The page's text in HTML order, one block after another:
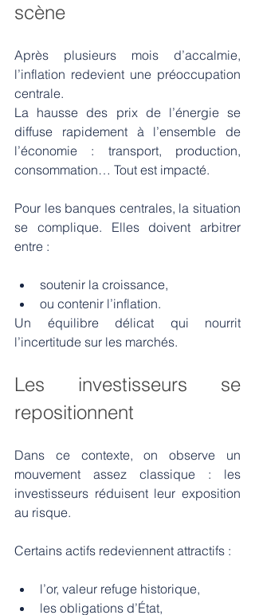
scène
Après plusieurs mois d’accalmie,
l’inflation redevient une préoccupation
centrale.
La hausse des prix de l’énergie se
diffuse rapidement à l’ensemble de
l’économie : transport, production,
consommation… Tout est impacté.
Pour les banques centrales, la situation
se complique. Elles doivent arbitrer
entre :
soutenir la croissance,
ou contenir l’inflation.
Un équilibre délicat qui nourrit
l’incertitude sur les marchés.
Les investisseurs se
repositionnent
Dans ce contexte, on observe un
mouvement assez classique : les
investisseurs réduisent leur exposition
au risque.
Certains actifs redeviennent attractifs :
l’or, valeur refuge historique,
les obligations d’État,